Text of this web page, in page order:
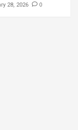
28, 2026 0